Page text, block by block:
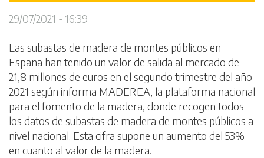
29/07/2021 - 16:39
Las subastas de madera de montes públicos en
España han tenido un valor de salida al mercado de
21,8 millones de euros en el segundo trimestre del año
2021 según informa MADEREA, la plataforma nacional
para el fomento de la madera, donde recogen todos
los datos de subastas de madera de montes públicos a
nivel nacional. Esta cifra supone un aumento del 53%
en cuanto al valor de la madera.